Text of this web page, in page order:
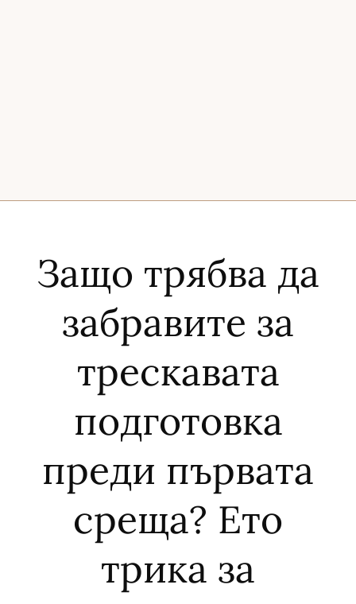
Защо трябва да
забравите за
трескавата
подготовка
преди първата
среща? Ето
трика за